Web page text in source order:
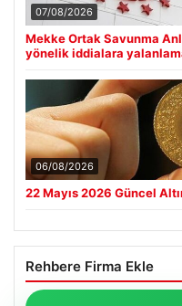
07/08/2026
Mekke Ortak Savunma
yönelik iddialara
06/08/2026
22 Mayıs 2026 Güncel
Rehbere Firma Ekle